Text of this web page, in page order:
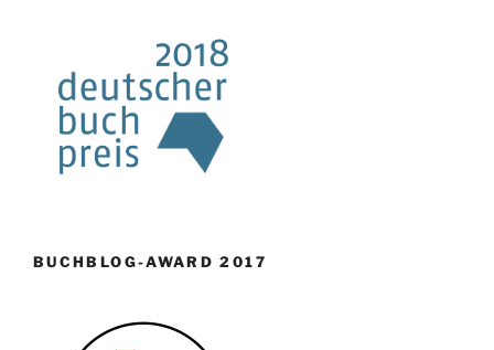
BUCHBLOG-AWARD 2017